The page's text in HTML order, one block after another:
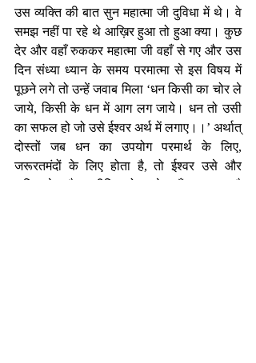
उस व्यक्ति की बात सुन महात्मा जी दुविधा में थे। वे
समझ नहीं पा रहे थे आख़िर हुआ तो हुआ क्या। कुछ
देर और वहाँ रुककर महात्मा जी वहाँ से गए और उस
दिन संध्या ध्यान के समय परमात्मा से इस विषय में
पूछने लगे तो उन्हें जवाब मिला ‘धन किसी का चोर ले
जाये, किसी के धन में आग लग जाये। धन तो उसी
का सफल हो जो उसे ईश्वर अर्थ में लगाए।।’ अर्थात्
दोस्तों जब धन का उपयोग परमार्थ के लिए,
जरूरतमंदों के लिए होता है, तो ईश्वर उसे और